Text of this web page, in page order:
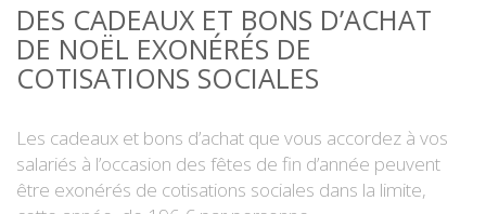
DES CADEAUX ET BONS D’ACHAT
DE NOËL EXONÉRÉS DE
COTISATIONS SOCIALES
Les cadeaux et bons d’achat que vous accordez à vos
salariés à l’occasion des fêtes de fin d’année peuvent
être exonérés de cotisations sociales dans la limite,